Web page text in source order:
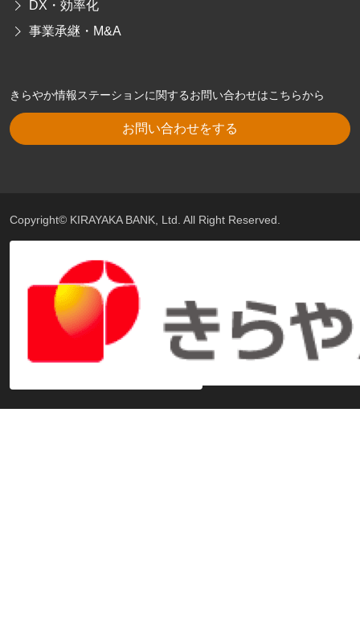
DX・効率化
事業承継・M&A
きらやか情報ステーションに関するお問い合わせはこちらから
お問い合わせをする
Copyright© KIRAYAKA BANK, Ltd. All Right Reserved.